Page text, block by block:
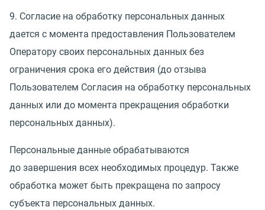
9. Согласие на обработку персональных данных
дается с момента предоставления Пользователем
Оператору своих персональных данных без
ограничения срока его действия (до отзыва
Пользователем Согласия на обработку персональных
данных или до момента прекращения обработки
персональных данных).
Персональные данные обрабатываются
до завершения всех необходимых процедур. Также
обработка может быть прекращена по запросу
субъекта персональных данных.